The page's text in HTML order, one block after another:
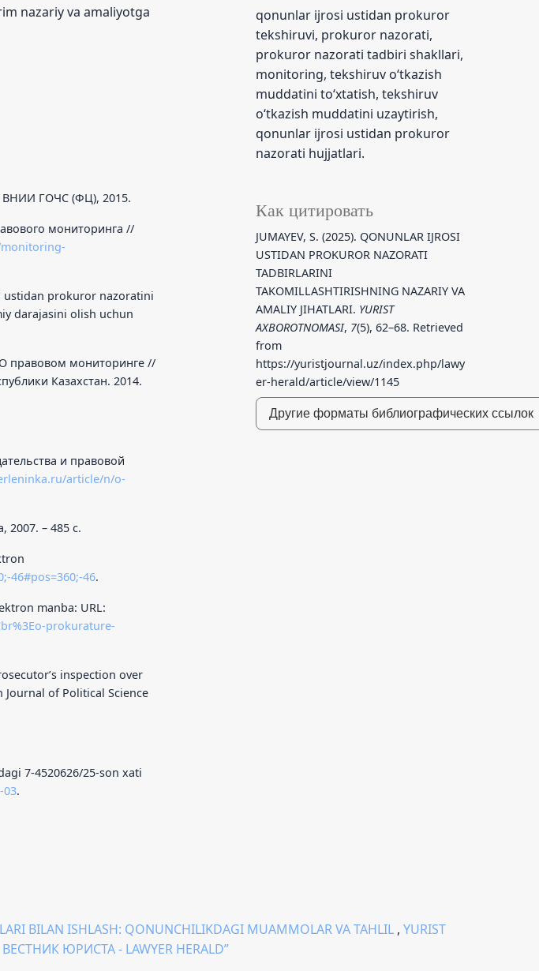
qonunlar ijrosi ustidan prokuror
tekshiruvi, prokuror nazorati,
prokuror nazorati tadbiri shakllari,
monitoring, tekshiruv o‘tkazish
muddatini to‘xtatish, tekshiruv
o‘tkazish muddatini uzaytirish,
qonunlar ijrosi ustidan prokuror
nazorati hujjatlari.
Как цитировать
JUMAYEV, S. (2025). QONUNLAR IJROSI
USTIDAN PROKUROR NAZORATI
TADBIRLARINI
TAKOMILLASHTIRISHNING NAZARIY VA
AMALIY JIHATLARI. YURIST
AXBOROTNOMASI, 7(5), 62–68. Retrieved
from
https://yuristjournal.uz/index.php/lawy
er-herald/article/view/1145
Другие форматы библиографических ссылок
nazariy va amaliyotga
ВНИИ ГОЧС (ФЦ), 2015.
мониторинга //
ustidan prokuror nazoratini
darajasini olish uchun
О правовом мониторинге //
Казахстан. 2014.
и правовой
article/n/o-
– 485 с.
46#pos=360;-46.
manba: URL:
prokurature-
inspection over
of Political Science
7-4520626/25-son xati
03.
BILAN ISHLASH: QONUNCHILIKDAGI MUAMMOLAR VA TAHLIL , YURIST
ЮРИСТА - LAWYER HERALD”